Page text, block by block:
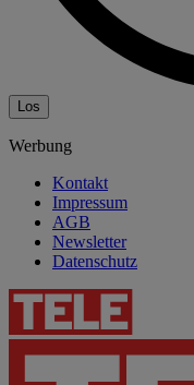
Los
Werbung
Kontakt
Impressum
AGB
Newsletter
Datenschutz